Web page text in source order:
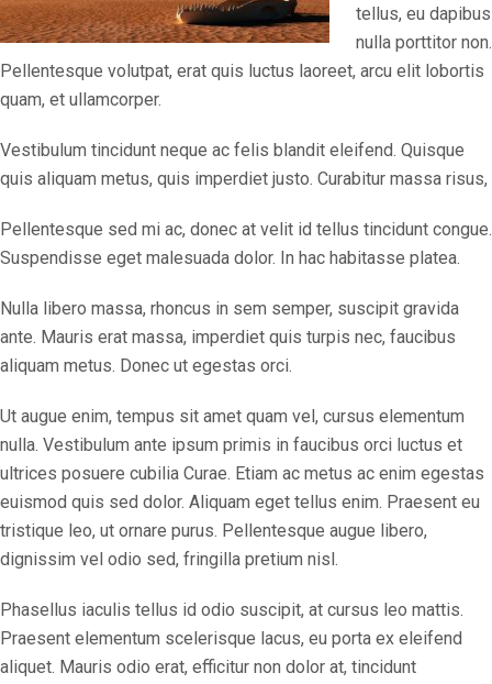
tellus, eu dapibus
nulla porttitor non.
Pellentesque volutpat, erat quis luctus laoreet, arcu elit lobortis
quam, et ullamcorper.
Vestibulum tincidunt neque ac felis blandit eleifend. Quisque
quis aliquam metus, quis imperdiet justo. Curabitur massa risus,
Pellentesque sed mi ac, donec at velit id tellus tincidunt congue.
Suspendisse eget malesuada dolor. In hac habitasse platea.
Nulla libero massa, rhoncus in sem semper, suscipit gravida
ante. Mauris erat massa, imperdiet quis turpis nec, faucibus
aliquam metus. Donec ut egestas orci.
Ut augue enim, tempus sit amet quam vel, cursus elementum
nulla. Vestibulum ante ipsum primis in faucibus orci luctus et
ultrices posuere cubilia Curae. Etiam ac metus ac enim egestas
euismod quis sed dolor. Aliquam eget tellus enim. Praesent eu
tristique leo, ut ornare purus. Pellentesque augue libero,
dignissim vel odio sed, fringilla pretium nisl.
Phasellus iaculis tellus id odio suscipit, at cursus leo mattis.
Praesent elementum scelerisque lacus, eu porta ex eleifend
aliquet. Mauris odio erat, efficitur non dolor at, tincidunt